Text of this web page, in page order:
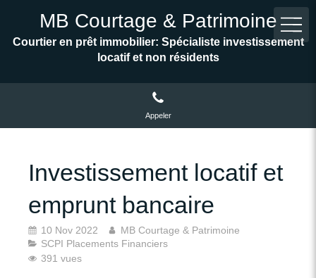
MB Courtage & Patrimoine
Courtier en prêt immobilier: Spécialiste investissement
locatif et non résidents
Appeler
Investissement locatif et
emprunt bancaire
10 Nov 2022
MB Courtage & Patrimoine
SCPI Placements Financiers
391 vues